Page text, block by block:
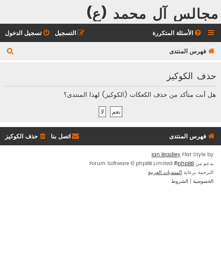
مجالس آل محمد (ع)
الأسئلة المتكررة تسجيل الدخول التسجيل
فهرس المنتدى
حذف الكوكيز
هل أنت متأكد من حذف الكعكات (الكوكيز) لهذا المنتدى؟
فهرس المنتدى حذف الكوكيز اتصل بنا
Flat Style by
Ian Bradley
بدعم من phpBB
® Forum Software © phpBB Limited
الترجمة برعاية المنتديات العربية
الخصوصية | الشروط